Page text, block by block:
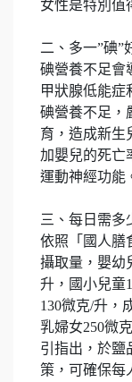
女性是特別值
二、多一”碘”
碘營養不足會
甲狀腺低能症
碘營養不足，
育，造成新生
加嬰兒的死亡
運動神經功能
三、每日需多
依照「國人膳
攝取量，嬰幼
升，國小兒童
130微克/升，
乳婦女250微
引指出，於鹽
策，可確保每